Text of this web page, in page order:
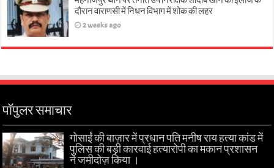
दौरान वाराणसी में निधन विभाग में शोक की लहर
2 weeks ago
पॉपुलर समाचार
गोसाईं की बाज़ार में प्रधान पति मनीष राय हत्या कांड में
पुलिस की बड़ी कारवाई हत्यारोपी का मकान प्रशासन
ने जमीदोज़ किया ।